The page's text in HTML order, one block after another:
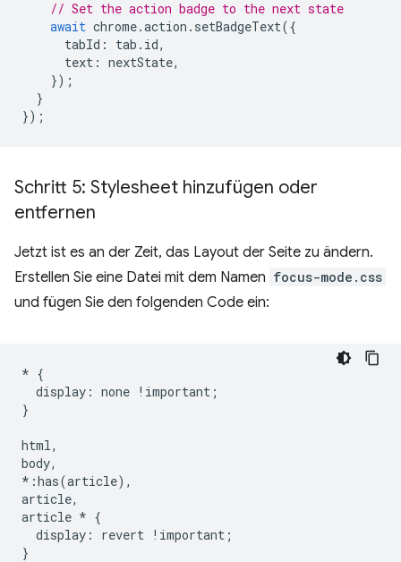
// Set the action badge to the next state
await chrome.action . setBadgeText({
tabId : tab . id,
text : nextState,
});
}
});
Schritt 5: Stylesheet hinzufügen oder
entfernen
Jetzt ist es an der Zeit, das Layout der Seite zu ändern.
Erstellen Sie eine Datei mit dem Namen focus-mode.css
und fügen Sie den folgenden Code ein:
* {
display : none ! important ;
}
html,
body,
*:has(article),
article,
article * {
display : revert ! important ;
}